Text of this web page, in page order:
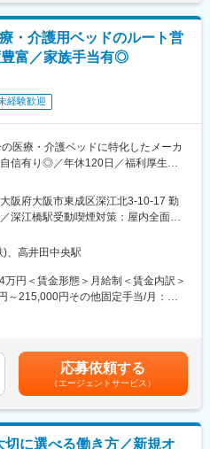
務
ト・納期・品質の最適化を担い、も
割です。
じて、調整力や交渉力も磨くことが
メントを担う管理職へのステップア
にキャリアを築いていける環境で
、企業理解や製品知識のインプット、
習得していただきます。
心に実務経験を積みながら、入社後3
いただくイメージです。
、定性目標の遂行状況の両面から実
staff/index.html
務
・介護用ベッドのルート営
富／家族手当有◎
経験歓迎
医療・介護ベッドに特化したメーカ
信有り◎／年休120日／福利厚生充
社にて、法人営業をお任せ致しま
構築型のルート営業が中心です。長
、顧客に最適な製品提案を行ってい
行して促進活動を行う場合もありま
家具・備品等も取扱い、患者の療養
阪府大阪市東成区深江北3-10-17 勤
深江橋駅受動喫煙対策：屋内全面禁
事業所
、高井田中央駅
円＜賃金形態＞月給制＜賃金内訳＞
～215,000円その他固定手当/月：
験・能力・期待度等を総合的に考慮し
■賞与：年2回賃金はあくまでも目安
上下する可能性があります。月給(月
です。
応募依頼する
（エージェントサービス）
に選べる働き方／新規オ